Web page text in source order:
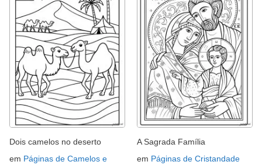
Dois camelos no deserto
em Páginas de Camelos e
A Sagrada Família
em Páginas de Cristandade